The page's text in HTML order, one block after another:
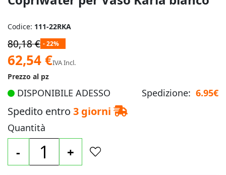
Codice: 111-22RKA
80,18 € - 22%
Prezzo
speciale
62,54 €IVA Incl.
Prezzo al pz
DISPONIBILE ADESSO Spedizione: 6.95€
Spedito entro 3 giorni
Quantità
- +